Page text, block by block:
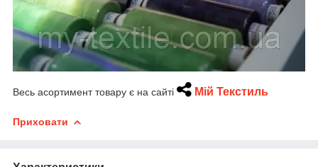
Весь асортимент товару є на сайті Мій Текстиль
Приховати